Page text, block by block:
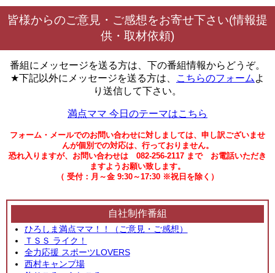
皆様からのご意見・ご感想をお寄せ下さい(情報提
供・取材依頼)
番組にメッセージを送る方は、下の番組情報からどうぞ。
★下記以外にメッセージを送る方は、
こちらのフォーム よ
り送信して下さい。
満点ママ 今日のテーマはこちら
フォーム・メールでのお問い合わせに対しましては、申し訳ございませ
んが個別での対応は、行っておりません。
恐れ入りますが、お問い合わせは 082-256-2117 まで お電話いただき
ますようお願い致します。
（ 受付：月～金 9:30～17:30 ※祝日を除く）
自社制作番組
ひろしま満点ママ！！（ご意見・ご感想）
ＴＳＳ ライク！
全力応援 スポーツLOVERS
西村キャンプ場